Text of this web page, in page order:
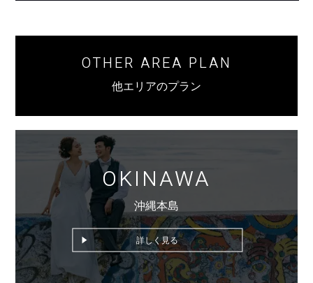
OTHER AREA PLAN
他エリアのプラン
OKINAWA
沖縄本島
詳しく見る